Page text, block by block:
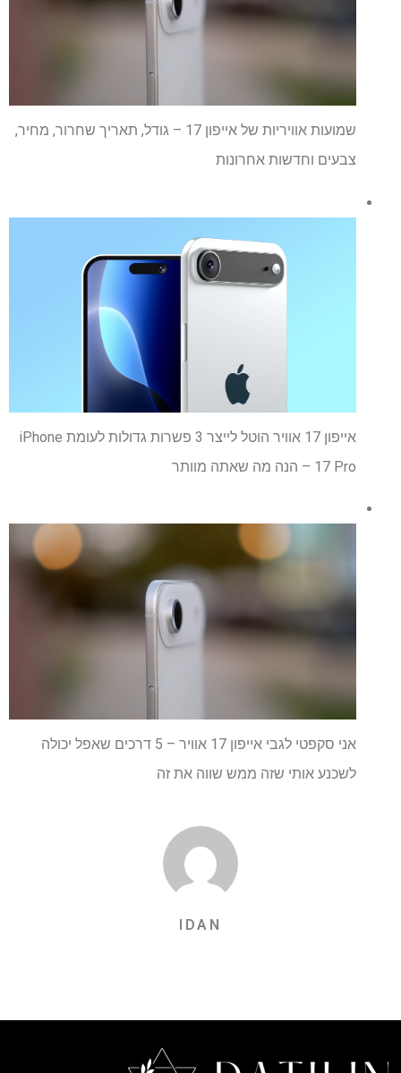
שמועות אוויריות של אייפון 17 – גודל, תאריך שחרור, מחיר,
צבעים וחדשות אחרונות
אייפון 17 אוויר הוטל לייצר 3 פשרות גדולות לעומת iPhone
17 Pro – הנה מה שאתה מוותר
אני סקפטי לגבי אייפון 17 אוויר – 5 דרכים שאפל יכולה
לשכנע אותי שזה ממש שווה את זה
IDAN